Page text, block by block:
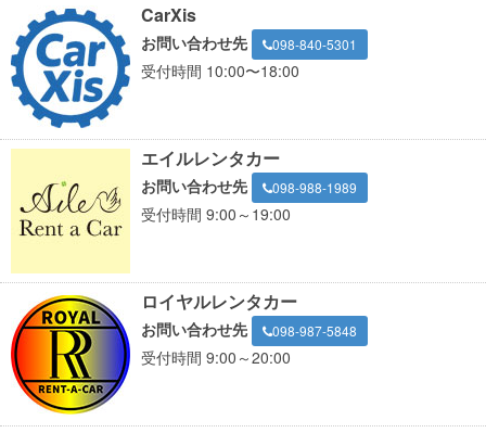
CarXis
お問い合わせ先 098-840-5301
受付時間 10:00〜18:00
エイルレンタカー
お問い合わせ先 098-988-1989
受付時間 9:00～19:00
ロイヤルレンタカー
お問い合わせ先 098-987-5848
受付時間 9:00～20:00